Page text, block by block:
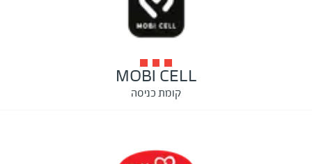
MOBI CELL
קומת כניסה